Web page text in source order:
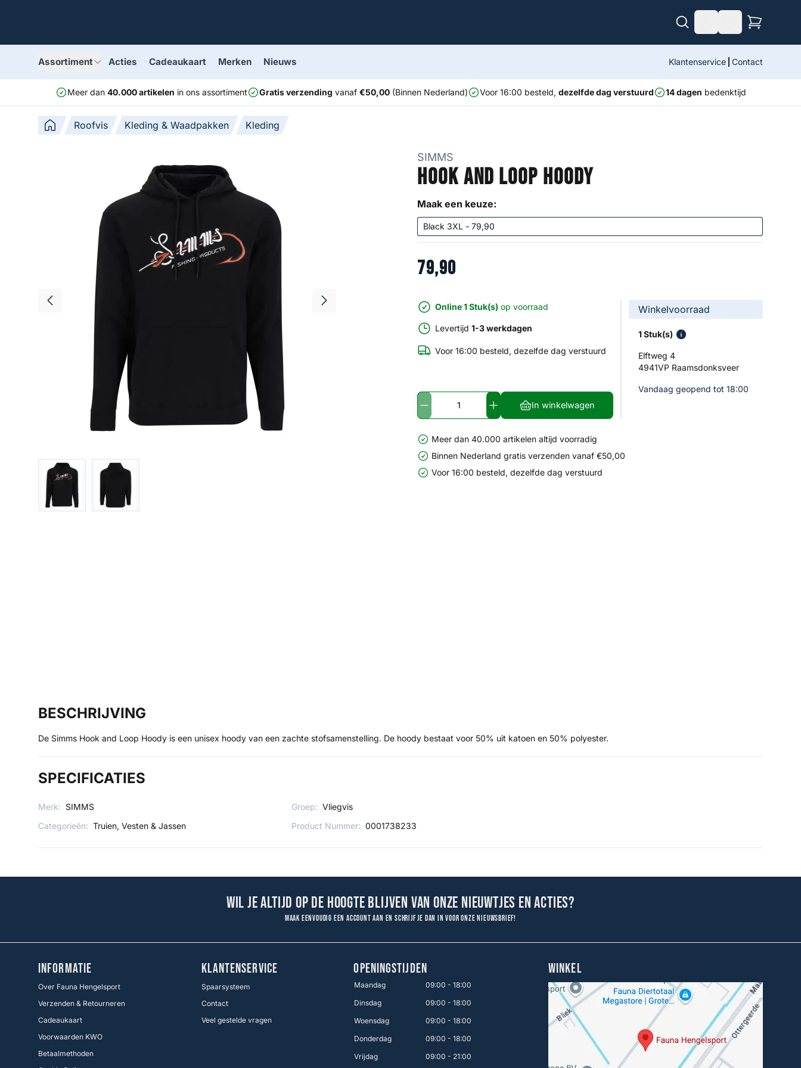
Assortiment Acties Cadeaukaart Merken Nieuws Klantenservice Contact
Meer dan 40.000 artikelen in ons assortiment Gratis verzending vanaf €50,00(Binnen Nederland) Voor 16:00 besteld, dezelfde dag verstuurd 14 dagen bedenktijd
Roofvis Kleding & Waadpakken Kleding
SIMMS
Hook and Loop Hoody
Maak een keuze:
79,90
Online 1 Stuk(s) op voorraad
Levertijd 1-3 werkdagen
Voor 16:00 besteld, dezelfde dag verstuurd
In winkelwagen
Winkelvoorraad
1 Stuk(s)
Elftweg 4
4941VP Raamsdonksveer
Vandaag geopend tot 18:00
Meer dan 40.000 artikelen altijd voorradig
Binnen Nederland gratis verzenden vanaf €50,00
Voor 16:00 besteld, dezelfde dag verstuurd
BESCHRIJVING
De Simms Hook and Loop Hoody is een unisex hoody van een zachte stofsamenstelling. De hoody bestaat voor 50% uit katoen en 50% polyester.
SPECIFICATIES
Merk: SIMMS Groep: Vliegvis
Categorieën: Truien, Vesten & Jassen Product Nummer: 0001738233
Wil je altijd op de hoogte blijven van onze nieuwtjes en acties?
Maak eenvoudig een account aan en schrijf je dan in voor onze nieuwsbrief!
INFORMATIE
Over Fauna Hengelsport
Verzenden & Retourneren
Cadeaukaart
Voorwaarden KWO
Betaalmethoden
KLANTENSERVICE
Spaarsysteem
Contact
Veel gestelde vragen
OPENINGSTIJDEN
Maandag
09:00 - 18:00
Dinsdag
09:00 - 18:00
Woensdag
09:00 - 18:00
Donderdag
09:00 - 18:00
Vrijdag
09:00 - 21:00
WINKEL